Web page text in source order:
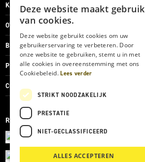
KLANTENSERVICE
OVER ONS
BLOG
PRIVACYVERKLARING
COOKIES
REVIEWMERK
Deze website maakt gebruik
van cookies.
Deze website gebruikt cookies om uw
gebruikerservaring te verbeteren. Door
onze website te gebruiken, stemt u in met
alle cookies in overeenstemming met ons
Cookiebeleid.Lees verder
STRIKT NOODZAKELIJK
PRESTATIE
NIET-GECLASSIFICEERD
ALLES ACCEPTEREN